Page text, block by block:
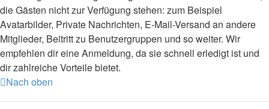
die Gästen nicht zur Verfügung stehen: zum Beispiel
Avatarbilder, Private Nachrichten, E-Mail-Versand an andere
Mitglieder, Beitritt zu Benutzergruppen und so weiter. Wir
empfehlen dir eine Anmeldung, da sie schnell erledigt ist und
dir zahlreiche Vorteile bietet.
Nach oben